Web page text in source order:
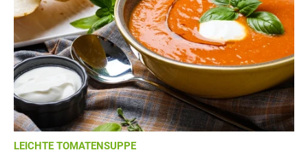
LEICHTE TOMATENSUPPE